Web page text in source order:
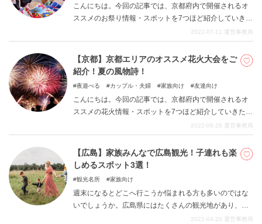
こんにちは。今回の記事では、京都府内で開催されるオ
ススメのお祭り情報・スポットを7つほど紹介していきた
いと思います。京都府は、日本の文化を継承していくま
さに最前線の土地柄であると言え、様々な思いを込めた
お祭りが一年を通して開催されます。そんなお祭りの情
報を知ることで、観光客の方にも楽しんでいただきたい
ごとのお祭りを紹介しますので、ご自身の来訪タイミン
グに合わせて旅程を検討ください。
2022-07-11 運営事務局
【京都】京都エリアのオススメ花火大会をご
紹介！夏の風物詩！
夜遊べる カップル・夫婦 家族向け 友達向け
こんにちは。今回の記事では、京都府内で開催されるオ
ススメの花火情報・スポットを7つほど紹介していきたい
と思います。花火と言えば何と言っても夏の風物詩であ
り、京都ではかねてより伝統と歴史の乗っかった面白い
花火が行われています。日本の風流を感じたい方にとっ
ては忘れることのできない行事になっています。夏の時
るケースも多いです。詳しくは公式のサイトもご覧にな
ってください。
2022-06-28 運営事務局
【広島】家族みんなで広島観光！子連れも楽
しめるスポット3選！
観光名所 家族向け
週末になるとどこへ行こうか悩まれる方も多いのではな
いでしょうか。広島県にはたくさんの観光地があり、県
内外から多くの人が集まってきます。数多くある施設の
2022-04-20 運営事務局